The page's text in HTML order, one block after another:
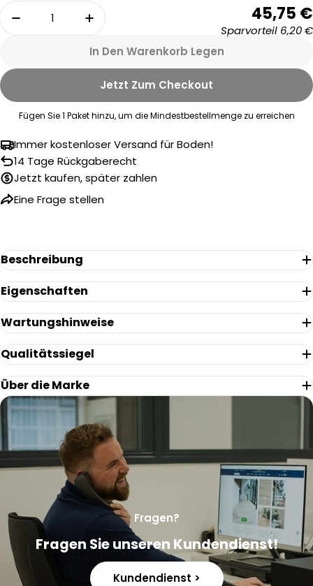
45,75 €
Sparvorteil 6,20 €
Menge
Menge Für Vivafloors 8140 Eiche Klick-Vinyl
Menge Für Vivafloors 8140 Eiche
In Den Warenkorb Legen
Jetzt Zum Checkout
Fügen Sie1 Paket hinzu, um die Mindestbestellmenge zu erreichen
Immer kostenloser Versand für Boden!
14 Tage Rückgaberecht
Jetzt kaufen, später zahlen
Eine Frage stellen
Name
Ihr
Telefon
Ihre
Die mit * gekennzeichneten Felder sind Pflichtfelder.
Frage Senden
Fragen?
Fragen Sie unseren Kundendienst!
Kundendienst >
Beschreibung
Eigenschaften
Wartungshinweise
Qualitätssiegel
Über die Marke